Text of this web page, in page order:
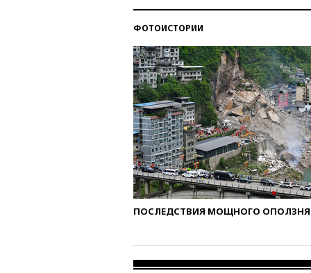
ФОТОИСТОРИИ
ПОСЛЕДСТВИЯ МОЩНОГО ОПОЛЗНЯ